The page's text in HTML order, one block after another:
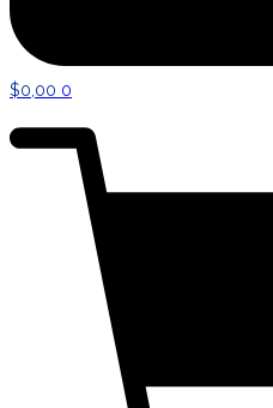
$0,00 0